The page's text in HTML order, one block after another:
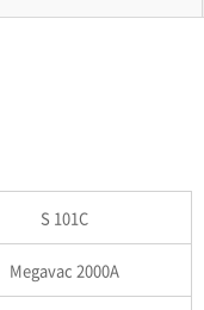
S 101C
Megavac 2000A